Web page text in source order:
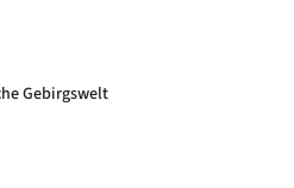
Gebirgswelt